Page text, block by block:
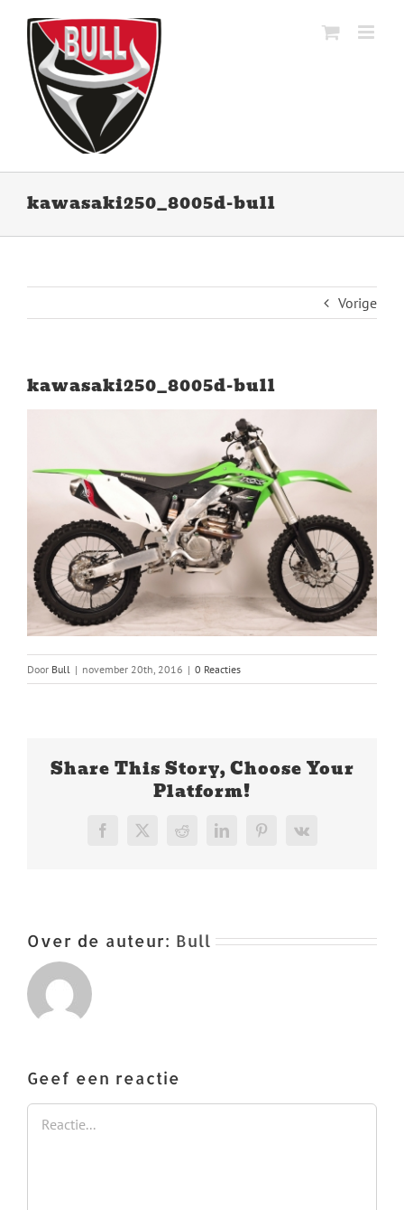
inhoud
kawasaki250_8005d-bull
Vorige
kawasaki250_8005d-bull
Door Bull | november 20th, 2016 | 0 Reacties
Share This Story, Choose Your
Platform!
Facebook
X RedditLinkedInPinterest
Vk
Over de auteur: Bull
Geef een reactie
Reactie